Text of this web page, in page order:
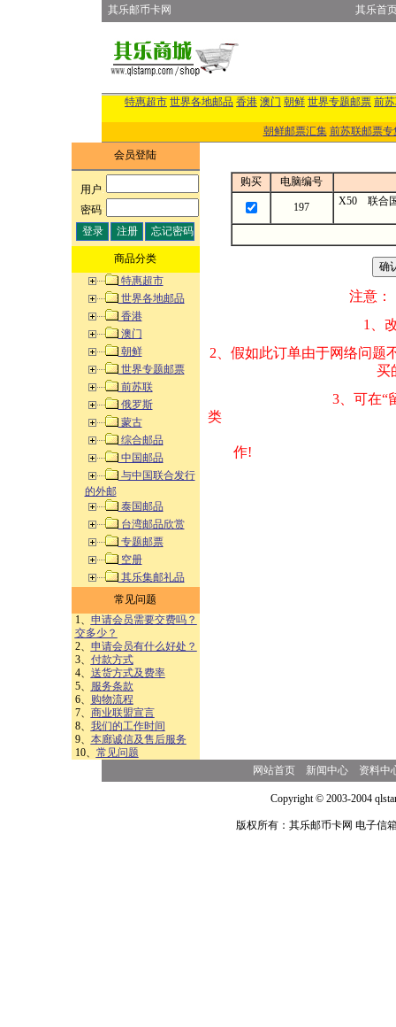
其乐邮币卡网 其乐首
特惠超市 世界各地邮品 香港 澳门 朝鲜 世界专题邮票 前
朝鲜邮票汇集 前苏联邮票专
会员登陆
用户:
密码:
商品分类
特惠超市
世界各地邮品
香港
澳门
朝鲜
世界专题邮票
前苏联
俄罗斯
蒙古
综合邮品
中国邮品
与中国联合发行
的外邮
泰国邮品
台湾邮品欣赏
专题邮票
空册
其乐集邮礼品
常见问题
1、 申请会员需要交费吗？
交多少？
2、 申请会员有什么好处？
3、 付款方式
4、 送货方式及费率
5、
服务条款
6、
购物流程
7、 商业联盟宣言
8、 我们的工作时间
9、 本廊诚信及售后服务
10、 常见问题
购买 电脑编号
197 X50 联合
注意：
1、改变商品数量
2、假如此订单由
买的邮品的“
3、可在“
类 方式告之
作!
网站首页 新闻中心 资料中
Copyright © 2003-2004
版权所有：其乐邮币卡网 电子信